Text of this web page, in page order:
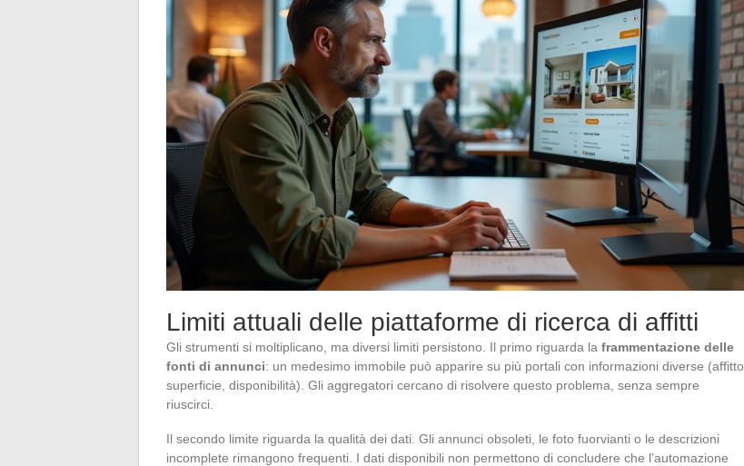
Limiti attuali delle piattaforme di ricerca di affitti
Gli strumenti si moltiplicano, ma diversi limiti persistono. Il primo riguarda la frammentazione delle
fonti di annunci: un medesimo immobile può apparire su più portali con informazioni diverse (affitto,
superficie, disponibilità). Gli aggregatori cercano di risolvere questo problema, senza sempre
riuscirci.
Il secondo limite riguarda la qualità dei dati. Gli annunci obsoleti, le foto fuorvianti o le descrizioni
incomplete rimangono frequenti. I dati disponibili non permettono di concludere che l’automazione